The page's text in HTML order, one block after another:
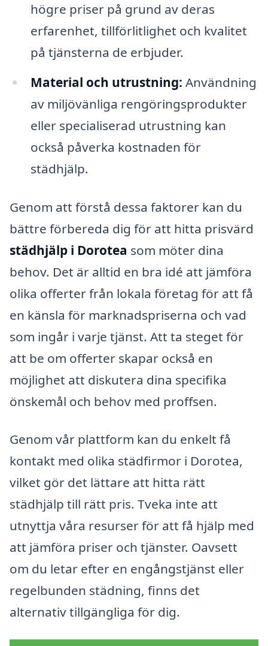
högre priser på grund av deras
erfarenhet, tillförlitlighet och kvalitet
på tjänsterna de erbjuder.
Material och utrustning: Användning
av miljövänliga rengöringsprodukter
eller specialiserad utrustning kan
också påverka kostnaden för
städhjälp.
Genom att förstå dessa faktorer kan du
bättre förbereda dig för att hitta prisvärd
städhjälp i Dorotea som möter dina
behov. Det är alltid en bra idé att jämföra
olika offerter från lokala företag för att få
en känsla för marknadspriserna och vad
som ingår i varje tjänst. Att ta steget för
att be om offerter skapar också en
möjlighet att diskutera dina specifika
önskemål och behov med proffsen.
Genom vår plattform kan du enkelt få
kontakt med olika städfirmor i Dorotea,
vilket gör det lättare att hitta rätt
städhjälp till rätt pris. Tveka inte att
utnyttja våra resurser för att få hjälp med
att jämföra priser och tjänster. Oavsett
om du letar efter en engångstjänst eller
regelbunden städning, finns det
alternativ tillgängliga för dig.